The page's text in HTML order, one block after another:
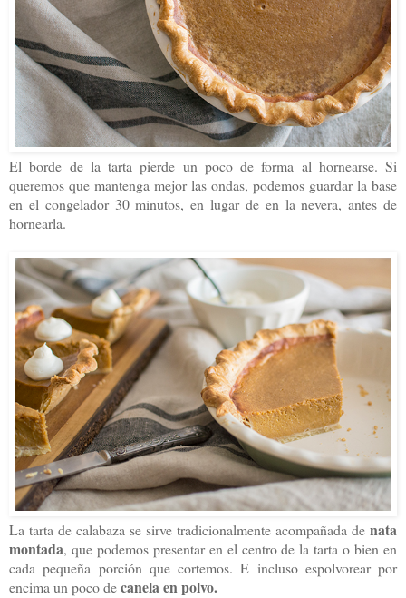
El borde de la tarta pierde un poco de forma al hornearse. Si
queremos que mantenga mejor las ondas, podemos guardar la base
en el congelador 30 minutos, en lugar de en la nevera, antes de
hornearla.
La tarta de calabaza se sirve tradicionalmente acompañada de nata
montada, que podemos presentar en el centro de la tarta o bien en
cada pequeña porción que cortemos. E incluso espolvorear por
encima un poco decanela en polvo.